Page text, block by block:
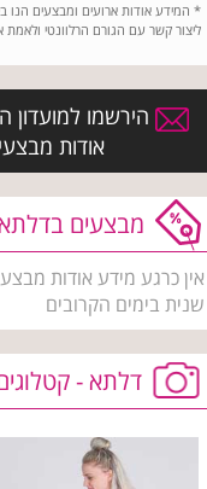
* המידע אודות ארועים ומבצעים הנו
ליצור קשר עם הגורם הרלוונטי
הירשמו למועדון
אודות
מבצעים בדלתא
אין כרגע מידע אודות
שנית בימים הקרובים
דלתא -